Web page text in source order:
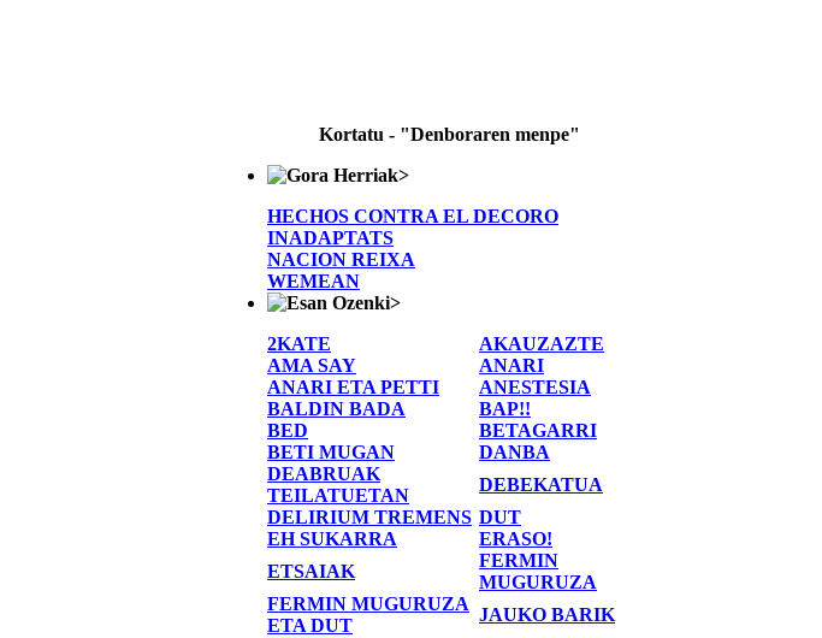
Kortatu - "Denboraren menpe"
>
HECHOS CONTRA EL DECORO
INADAPTATS
NACION REIXA
WEMEAN
>
2KATE
AKAUZAZTE
AMA SAY
ANARI
ANARI ETA PETTI
ANESTESIA
BALDIN BADA
BAP!!
BED
BETAGARRI
BETI MUGAN
DANBA
DEABRUAK
TEILATUETAN
DEBEKATUA
DELIRIUM TREMENS DUT
EH SUKARRA
ERASO!
ETSAIAK
FERMIN
MUGURUZA
FERMIN MUGURUZA
ETA DUT
JAUKO BARIK